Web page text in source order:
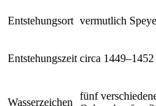
Entstehungsort vermutlich
Entstehungszeit circa 1449–1452
Wasserzeichen
fünf